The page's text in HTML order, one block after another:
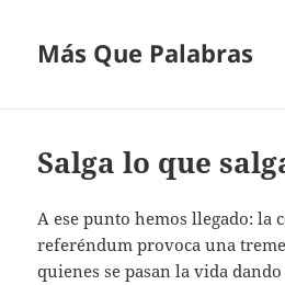
Más Que Palabras
Salga lo que
A ese punto hemos llegado: la
referéndum provoca una
quienes se pasan la vida